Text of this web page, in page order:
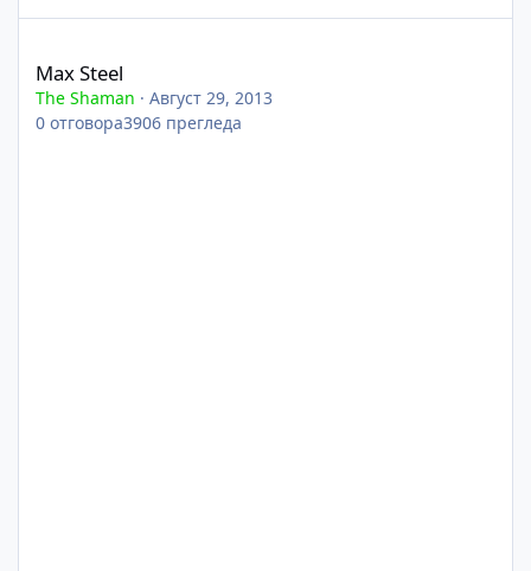
Max Steel
The Shaman · Август 29, 2013
0 отговора3906 прегледа